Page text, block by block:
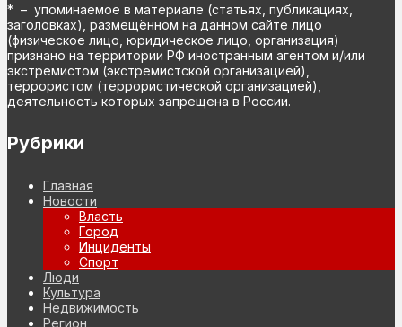
* – упоминаемое в материале (статьях, публикациях,
заголовках), размещённом на данном сайте лицо
(физическое лицо, юридическое лицо, организация)
признано на территории РФ иностранным агентом и/или
экстремистом (экстремистской организацией),
террористом (террористической организацией),
деятельность которых запрещена в России.
Рубрики
Главная
Новости
Власть
Город
Инциденты
Спорт
Люди
Культура
Недвижимость
Регион